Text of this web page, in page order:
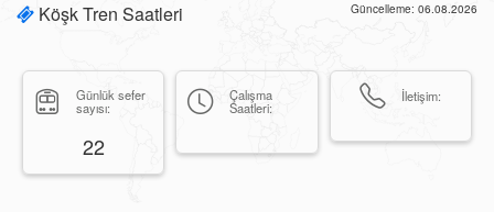
Köşk Tren Saatleri Güncelleme: 06.08.2026
Günlük sefer
sayısı:
22
Çalışma
Saatleri:
İletişim: